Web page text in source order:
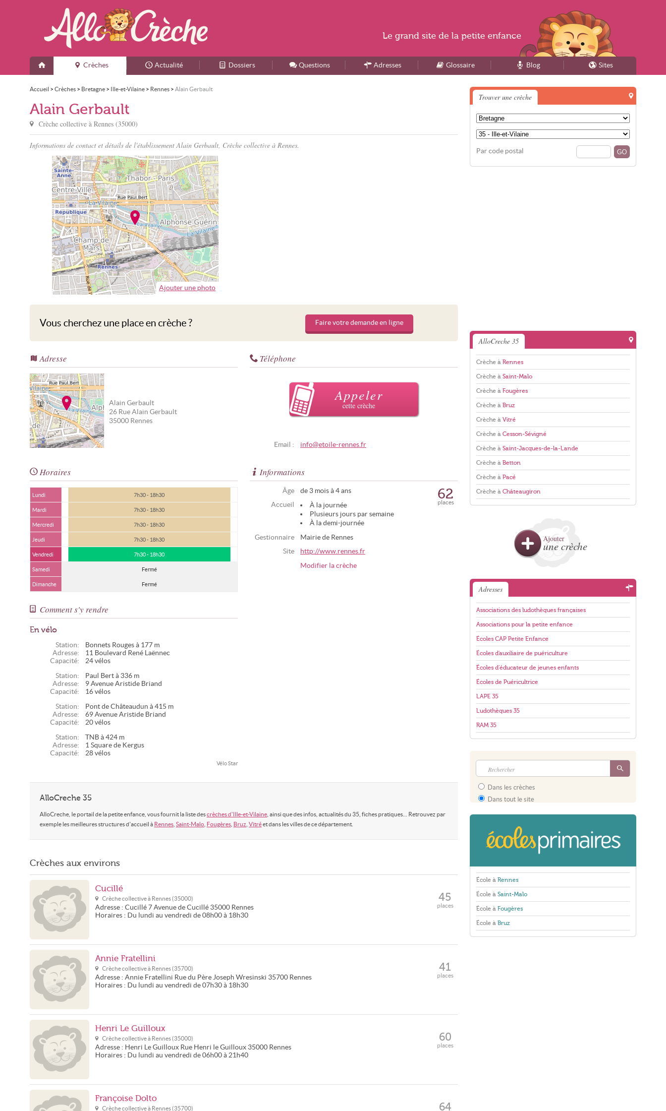
Accueil
Crèches Actualité Dossiers Questions Adresses Glossaire Blog Sites
Accueil > Crèches > Bretagne > Ille-et-Vilaine > Rennes > Alain Gerbault
Alain Gerbault
Crèche collective à Rennes (35000)
Informations de contact et détails de l'établissement Alain Gerbault, Crèche collective à Rennes.
Ajouter une photo
Vous cherchez une place en crèche ? Faire votre demande en ligne
Adresse
Alain Gerbault
26 Rue Alain Gerbault
35000 Rennes
Téléphone
Appeler
cette crèche
Email : info@etoile-rennes.fr
Horaires
Lundi 7h30 - 18h30
Mardi 7h30 - 18h30
Mercredi 7h30 - 18h30
Jeudi 7h30 - 18h30
Vendredi 7h30 - 18h30
Samedi Fermé
Dimanche Fermé
Informations
Âge
de 3 mois à 4 ans
Accueil
À la journée
Plusieurs jours par semaine
À la demi-journée
Gestionnaire
Mairie de Rennes
Site
http://www.rennes.fr
places
62
Modifier la crèche
Comment s'y rendre
En vélo
Station:
Bonnets Rouges à 177 m
Adresse:
11 Boulevard René Laënnec
Capacité:
24 vélos
Station:
Paul Bert à 336 m
Adresse:
9 Avenue Aristide Briand
Capacité:
16 vélos
Station:
Pont de Châteaudun à 415 m
Adresse:
69 Avenue Aristide Briand
Capacité:
20 vélos
Station:
TNB à 424 m
Adresse:
1 Square de Kergus
Capacité:
28 vélos
Vélo Star
AlloCreche 35
AlloCreche, le portail de la petite enfance, vous fournit la liste descrèches d'Ille-et-Vilaine , ainsi que des infos, actualités du 35, fiches pratiques... Retrouvez par
exemple les meilleures structures d'accueil à Rennes Saint-Malo Fougères Bruz Vitréet dans les villes de ce département.
Crèches aux environs
Cucillé
Crèche collective à Rennes (35000)
Adresse : Cucillé 7 Avenue de Cucillé 35000 Rennes
Horaires : Du lundi au vendredi de 08h00 à 18h30
45
places
Annie Fratellini
Crèche collective à Rennes (35700)
Adresse : Annie Fratellini Rue du Père Joseph Wresinski 35700 Rennes
Horaires : Du lundi au vendredi de 07h30 à 18h30
41
places
Henri Le Guilloux
Crèche collective à Rennes (35000)
Adresse : Henri Le Guilloux Rue Henri le Guilloux 35000 Rennes
Horaires : Du lundi au vendredi de 06h00 à 21h40
60
places
Françoise Dolto
Crèche collective à Rennes (35700) 64
Trouver une crèche
Par code postal
AlloCreche 35
Crèche à Rennes
Crèche à Saint-Malo
Crèche à Fougères
Crèche à Bruz
Crèche à Vitré
Crèche à Cesson-Sévigné
Crèche à Saint-Jacques-de-la-Lande
Crèche à Betton
Crèche à Pacé
Crèche à Châteaugiron
Ajouter
une crèche
Adresses
Associations des ludothèques françaises
Associations pour la petite enfance
Écoles CAP Petite Enfance
Écoles d'auxiliaire de puériculture
Écoles d'éducateur de jeunes enfants
Écoles de Puéricultrice
LAPE 35
Ludothèques 35
RAM 35
Dans les crèches
Dans tout le site
École à Rennes
École à Saint-Malo
École à Fougères
École à Bruz
Le grand site de la petite enfance